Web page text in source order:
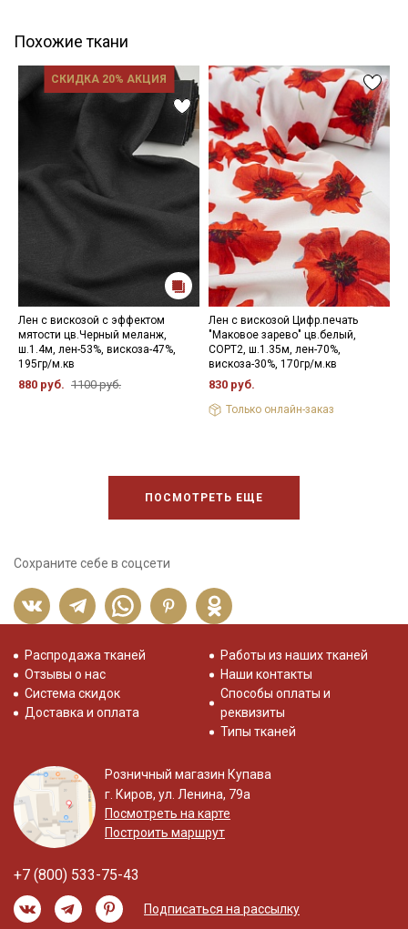
Похожие ткани
СКИДКА 20% АКЦИЯ
Лен с вискозой с эффектом
мятости цв.Черный меланж,
ш.1.4м, лен-53%, вискоза-47%,
195гр/м.кв
880 руб. 1100 руб.
Лен с вискозой Цифр.печать
"Маковое зарево" цв.белый,
СОРТ2, ш.1.35м, лен-70%,
вискоза-30%, 170гр/м.кв
830 руб.
Только онлайн-заказ
ПОСМОТРЕТЬ ЕЩЕ
Сохраните себе в соцсети
Распродажа тканей
Отзывы о нас
Система скидок
Доставка и оплата
Работы из наших тканей
Наши контакты
Способы оплаты и
реквизиты
Типы тканей
Розничный магазин Купава
г. Киров, ул. Ленина, 79а
Посмотреть на карте
Построить маршрут
+7 (800) 533-75-43
Подписаться на рассылку